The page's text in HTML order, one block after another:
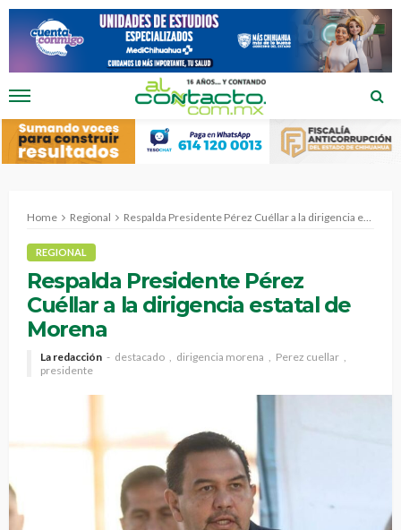
Home Regional Respalda Presidente Pérez Cuéllar a la dirigencia estatal de Morena
REGIONAL
Respalda Presidente Pérez
Cuéllar a la dirigencia estatal de
Morena
La redacción destacado dirigencia morena
Perez cuellar
presidente